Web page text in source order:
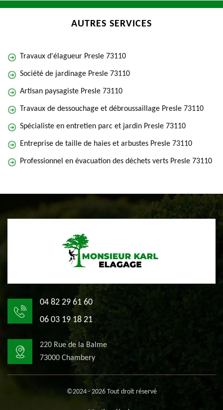
AUTRES SERVICES
Travaux d'élagueur Presle 73110
Société de jardinage Presle 73110
Artisan paysagiste Presle 73110
Travaux de dessouchage et débroussaillage Presle 73110
Spécialiste en entretien parc et jardin Presle 73110
Entreprise de taille de haies et arbustes Presle 73110
Professionnel en évacuation des déchets verts Presle 73110
04 82 29 61 60
06 03 19 18 21
220 Rue de la Balme
73000 Chambery
©2024 - 2026 Tout droit réservé